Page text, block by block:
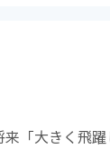
「大きく飛